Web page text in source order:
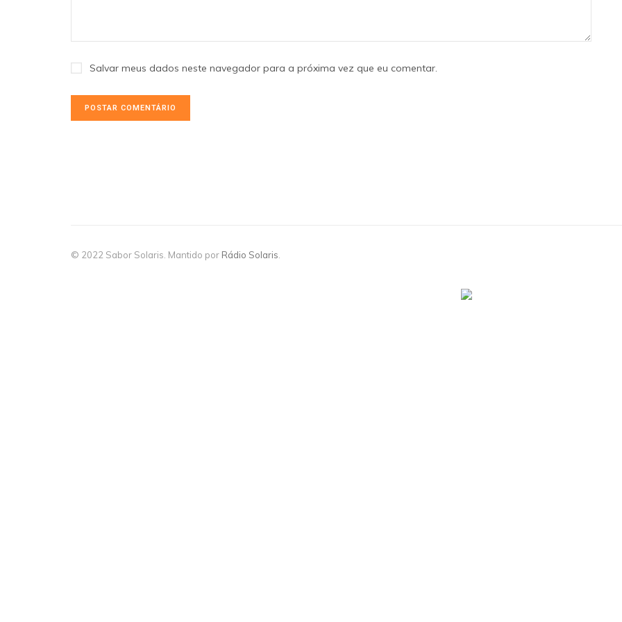
Salvar meus dados neste navegador para a próxima vez que eu comentar.
© 2022 Sabor Solaris. Mantido por Rádio Solaris